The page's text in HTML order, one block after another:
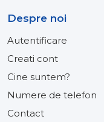
Despre noi
Autentificare
Creati cont
Cine suntem?
Numere de telefon
Contact